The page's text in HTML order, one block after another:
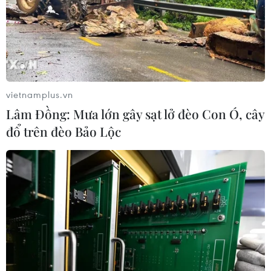
hàng đầu khu vực
06/08/2026 23:33
Buổi hòa nhạc kéo dài 639 năm vừa
mới hoàn thành 4% hành trình
06/08/2026 11:54
Dự thảo Luật Kiến trúc: Bổ sung quy
định nhận diện bản sắc văn hóa dân
06/08/2026 11:29
Khởi động xét chọn Doanh nghiệp
đạt chuẩn văn hóa kinh doanh Việt
vietnamplus.vn
Lâm Đồng: Mưa lớn gây sạt lở đèo Con Ó, cây
đổ trên đèo Bảo Lộc